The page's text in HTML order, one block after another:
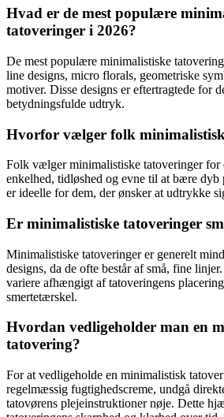
Hvad er de mest populære
tatoveringer i 2026?
De mest populære minimalistiske
line designs, micro florals, geometriske
motiver. Disse designs er eftertragtede for
betydningsfulde udtryk.
Hvorfor vælger folk
Folk vælger minimalistiske tatoveringer for
enkelhed, tidløshed og evne til at bære
er ideelle for dem, der ønsker at udtrykke
Er minimalistiske tatoveringer
Minimalistiske tatoveringer er generelt
designs, da de ofte består af små, fine
variere afhængigt af tatoveringens
smertetærskel.
Hvordan vedligeholder man en
tatovering?
For at vedligeholde en minimalistisk
regelmæssig fugtighedscreme, undgå
tatovørens plejeinstruktioner nøje. Dette